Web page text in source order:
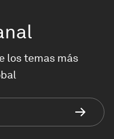
los temas más